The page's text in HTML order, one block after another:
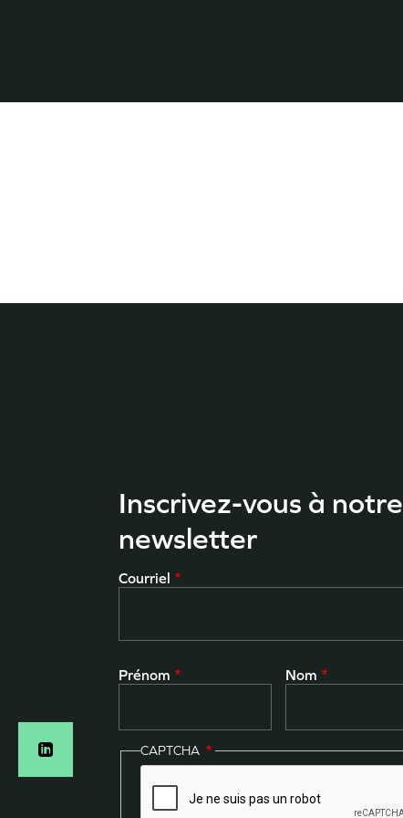
Inscrivez-vous à notre
newsletter
Courriel
Prénom Nom
CAPTCHA